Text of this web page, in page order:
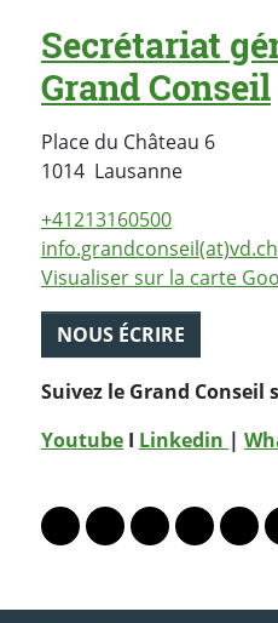
Secrétariat
Grand Conseil
Place du Château 6
1014 LausanneSuisse
+41213160500
info.grandconseil(at)vd.ch
Visualiser sur la carte
NOUS ÉCRIRE
Suivez le Grand Conseil
Youtube I Linkedin |
Lien vers le profil
Lien vers le profil
Lien vers le
Lien vers